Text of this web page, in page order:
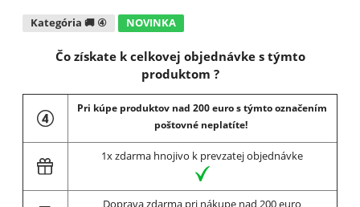
Kategória 🚚 ④ NOVINKA
Čo získate k celkovej objednávke s týmto
produktom ?
Pri kúpe produktov nad 200 euro s týmto označením
poštovné neplatíte!
1x zdarma hnojivo k prevzatej objednávke
Doprava zdarma pri nákupe nad 200 euro